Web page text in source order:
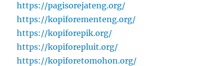
https://pagisorejateng.org/
https://kopiforementeng.org/
https://kopiforepik.org/
https://kopiforepluit.org/
https://kopiforetomohon.org/